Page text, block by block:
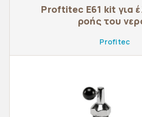
Proftitec Ε61 kit για
ροής του
Profitec